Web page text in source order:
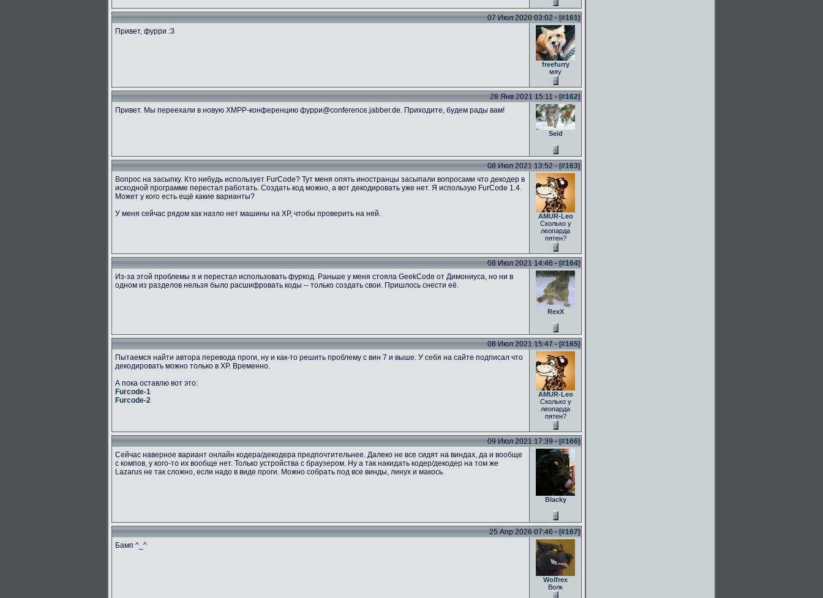
07 Июл 2020 03:02 - [#161]
Привет, фурри :3
freefurry
мяу
28 Янв 2021 15:11 - [#162]
Привет. Мы переехали в новую XMPP-конференцию фурри@conference.jabber.de. Приходите, будем рады вам!
Seid
08 Июл 2021 13:52 - [#163]
Вопрос на засыпку. Кто нибудь использует FurCode? Тут меня опять иностранцы засыпали вопросами что декодер в
исходной программе перестал работать. Создать код можно, а вот декодировать уже нет. Я использую FurCode 1.4.
Может у кого есть ещё какие варианты?
У меня сейчас рядом как назло нет машины на ХР, чтобы проверить на ней.
AMUR-Leo
Сколько у
леопарда
пятен?
08 Июл 2021 14:46 - [#164]
Из-за этой проблемы я и перестал использовать фуркод. Раньше у меня стояла GeekCode от Димониуса, но ни в
одном из разделов нельзя было расшифровать коды -- только создать свои. Пришлось снести её.
RexX
08 Июл 2021 15:47 - [#165]
Пытаемся найти автора перевода проги, ну и как-то решить проблему с вин 7 и выше. У себя на сайте подписал что
декодировать можно только в ХР. Временно.
А пока оставлю вот это:
Furcode-1
Furcode-2
AMUR-Leo
Сколько у
леопарда
пятен?
09 Июл 2021 17:39 - [#166]
Сейчас наверное вариант онлайн кодера/декодера предпочтительнее. Далеко не все сидят на виндах, да и вообще
с компов, у кого-то их вообще нет. Только устройства с браузером. Ну а так накидать кодер/декодер на том же
Lazarus не так сложно, если надо в виде проги. Можно собрать под все винды, линух и макось.
Blacky
25 Апр 2026 07:46 - [#167]
Бамп ^_^
Wolfrex
Волк